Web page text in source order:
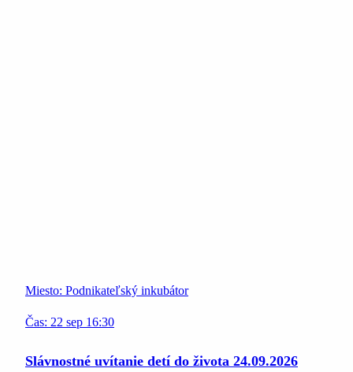
Miesto: Podnikateľský inkubátor
Čas: 22 sep 16:30
Slávnostné uvítanie detí do života 24.09.2026